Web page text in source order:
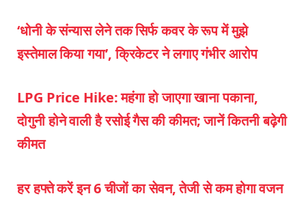
‘धोनी के संन्‍यास लेने तक सिर्फ कवर के रूप में मुझे
इस्‍तेमाल किया गया’, क्रिकेटर ने लगाए गंभीर आरोप
LPG Price Hike: महंगा हो जाएगा खाना पकाना,
दोगुनी होने वाली है रसोई गैस की कीमत; जानें कितनी बढ़ेगी
कीमत
हर हफ्ते करें इन 6 चीजों का सेवन, तेजी से कम होगा वजन